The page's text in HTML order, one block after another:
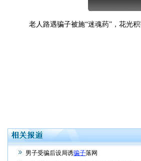
老人路遇骗子被施“迷魂药”，花光积
男子受骗后设局诱骗子落网